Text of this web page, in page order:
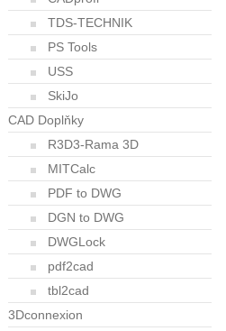
TDS-TECHNIK
PS Tools
USS
SkiJo
CAD Doplňky
R3D3-Rama 3D
MITCalc
PDF to DWG
DGN to DWG
DWGLock
pdf2cad
tbl2cad
3Dconnexion